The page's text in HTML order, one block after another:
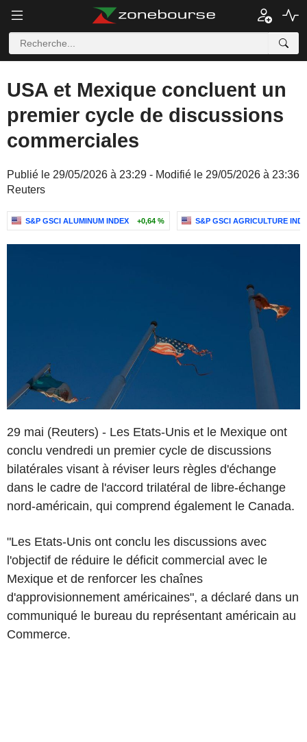
USA et Mexique concluent un
premier cycle de discussions
commerciales
Publié le 29/05/2026 à 23:29 - Modifié le 29/05/2026 à 23:36
Reuters
S&P GSCI ALUMINUM INDEX +0,64 % S&P GSCI AGRICULTURE
29 mai (Reuters) - Les Etats-Unis et le Mexique ont
conclu vendredi un premier cycle de discussions
bilatérales visant à réviser leurs règles d'échange
dans le cadre de l'accord trilatéral de libre-échange
nord-américain, qui comprend également le Canada.
"Les Etats-Unis ont conclu les discussions avec
l'objectif de réduire le déficit commercial avec le
Mexique et de renforcer les chaînes
d'approvisionnement américaines", a déclaré dans un
communiqué le bureau du représentant américain au
Commerce.